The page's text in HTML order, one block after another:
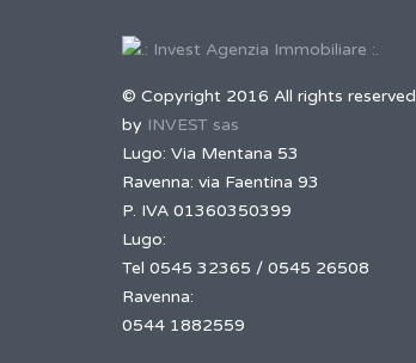
© Copyright 2016 All rights reserved
by INVEST sas
Lugo: Via Mentana 53
Ravenna: via Faentina 93
P. IVA 01360350399
Lugo:
Tel 0545 32365 / 0545 26508
Ravenna:
0544 1882559